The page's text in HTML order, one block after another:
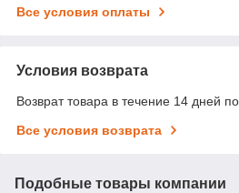
Все условия оплаты
Условия возврата
Возврат товара в течение 14 дней
Все условия возврата
Подобные товары компании